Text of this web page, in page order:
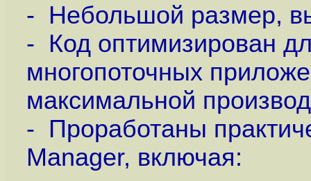
- Небольшой размер,
- Код оптимизирован
многопоточных
максимальной
- Проработаны
Manager, включая: